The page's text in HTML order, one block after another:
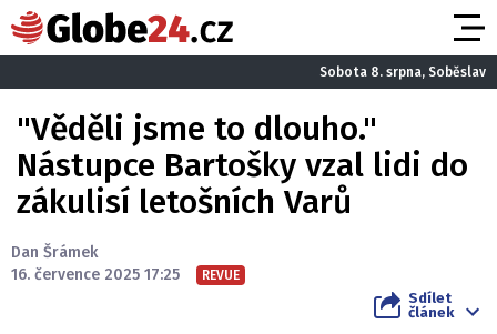
Sobota 8. srpna, Soběslav
"Věděli jsme to dlouho."
Nástupce Bartošky vzal lidi do
zákulisí letošních Varů
Dan Šrámek
16. července 2025 17:25
REVUE
Sdílet
článek